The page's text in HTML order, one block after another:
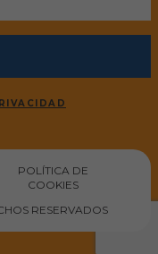
POLÍTICA DE
COOKIES
RESERVADOS